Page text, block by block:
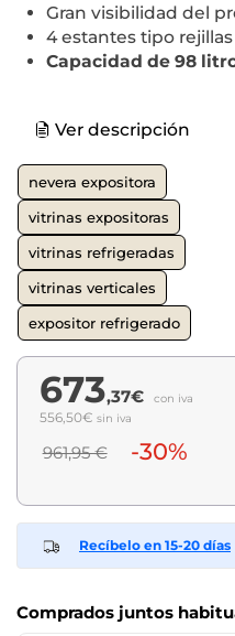
Gran visibilidad del
4 estantes tipo rejillas
Capacidad de 98
Ver descripción
nevera expositora
vitrinas expositoras
vitrinas refrigeradas
vitrinas verticales
expositor refrigerado
673,37€ con iva
556,50€ sin iva
961,95 € -30%
Recíbelo en 15-20 días
Comprados juntos